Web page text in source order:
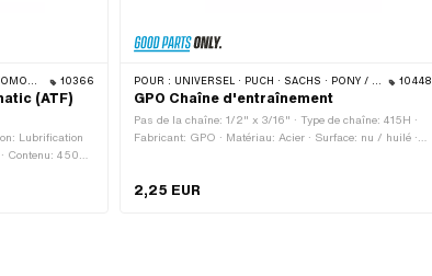
BIKE 10366
(ATF)
Lubrification
Contenu: 450
à la
OEM:
POUR : UNIVERSEL · PUCH · SACHS · PONY / CILO (BÊTA 521 & 512) · ZÜNDAPP BELMONDO · TOMOS · BYE BIKE 10448
GPO Chaîne d'entraînement
Pas de la chaîne: 1/2" x 3/16" · Type de chaîne: 415H ·
Fabricant: GPO · Matériau: Acier · Surface: nu / huilé ·
mm · Ø de la tige: 3.98 mm
2,25 EUR